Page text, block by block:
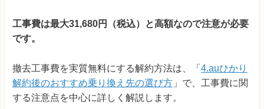
工事費は最大31,680円（税込）と高額なので注意が必要
です。
撤去工事費を実質無料にする解約方法は、「 4.auひかり
解約後のおすすめ乗り換え先の選び方 」で、工事費に関
する注意点を中心に詳しく解説します。